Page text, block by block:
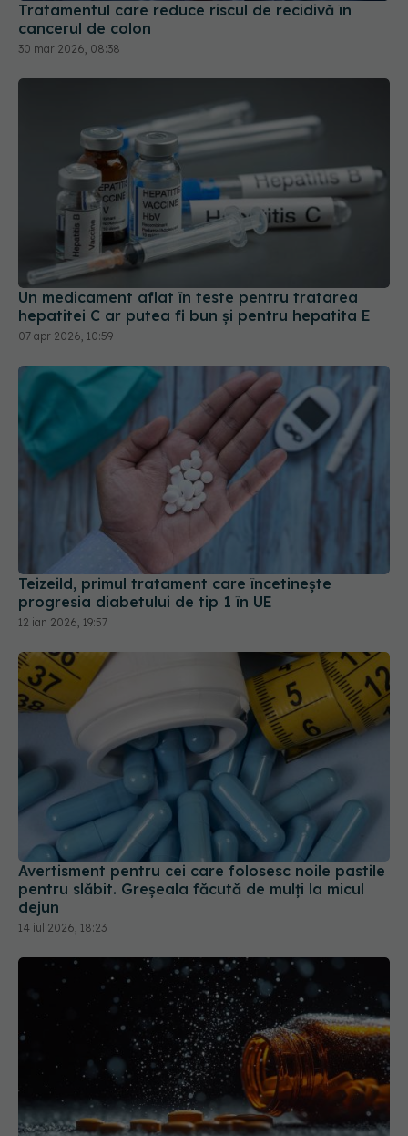
Tratamentul care reduce riscul de recidivă în
cancerul de colon
30 mar 2026, 08:38
Un medicament aflat în teste pentru tratarea
hepatitei C ar putea fi bun și pentru hepatita E
07 apr 2026, 10:59
Teizeild, primul tratament care încetinește
progresia diabetului de tip 1 în UE
12 ian 2026, 19:57
Avertisment pentru cei care folosesc noile pastile
pentru slăbit. Greșeala făcută de mulți la micul
dejun
14 iul 2026, 18:23